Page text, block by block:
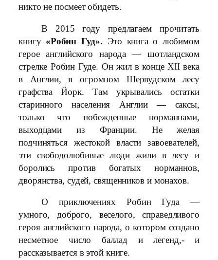
никто не посмеет обидеть.
В 2015 году предлагаем прочитать
книгу «Робин Гуд». Это книга о любимом
герое английского народа — шотландском
стрелке Робин Гуде. Он жил в конце XII века
в Англии, в огромном Шервудском лесу
графства Йорк. Там укрывались остатки
старинного населения Англии — саксы,
только что побежденные норманнами,
выходцами из Франции. Не желая
подчиняться жестокой власти завоевателей,
эти свободолюбивые люди жили в лесу и
боролись против богатых норманнов,
дворянства, судей, священников и монахов.
О приключениях Робин Гуда —
умного, доброго, веселого, справедливого
героя английского народа, о котором создано
несметное число баллад и легенд,- и
рассказывается в этой книге.